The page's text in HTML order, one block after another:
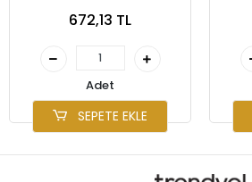
672,13 TL
Adet
SEPETE EKLE